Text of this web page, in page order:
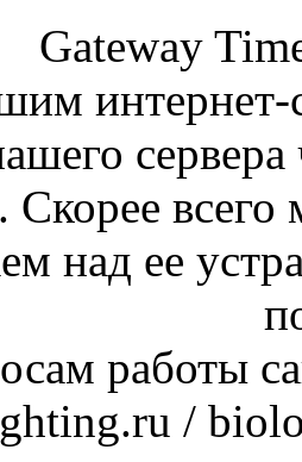
Gateway
интернет-
Скорее
над ее
работы
/